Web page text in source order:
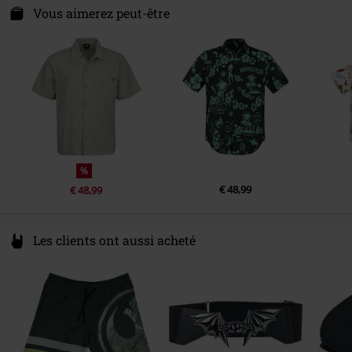
Swaneblaakestraat 10
www.heartsandroseslondon.com
Vous aimerez peut-être
%
€ 48,99 € 48,99
Les clients ont aussi acheté